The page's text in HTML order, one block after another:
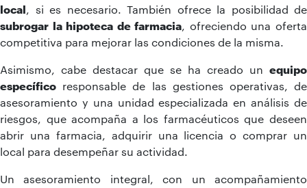
local , si es necesario. También ofrece la posibilidad de
subrogar la hipoteca de farmacia , ofreciendo una oferta
competitiva para mejorar las condiciones de la misma.
Asimismo, cabe destacar que se ha creado un equipo
específico responsable de las gestiones operativas, de
asesoramiento y una unidad especializada en análisis de
riesgos, que acompaña a los farmacéuticos que deseen
abrir una farmacia, adquirir una licencia o comprar un
local para desempeñar su actividad.
Un asesoramiento integral, con un acompañamiento